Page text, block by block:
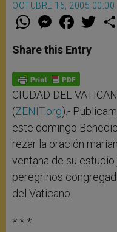
OCTUBRE 16, 2005 00:00
W
t
s
p
p
M
e
s
e
g
e
r
F
a
e
b
o
k
w
Share this Entry
CIUDAD DEL
(ZENIT.org).-
este domingo
rezar la oración
ventana de su
peregrinos
del Vaticano.
* * *